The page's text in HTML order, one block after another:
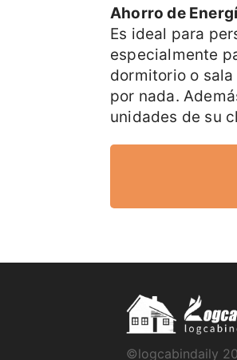
Ahorro de
Es ideal para
especialmente
dormitorio o
por nada.
unidades de su
©logcabindaily